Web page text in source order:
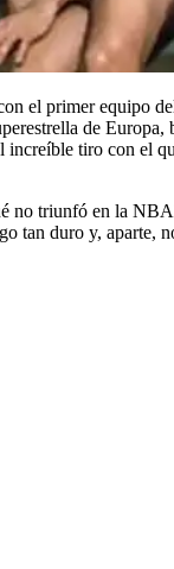
el primer equipo
de Europa,
tiro con el
no triunfó en la
tan duro y, aparte,